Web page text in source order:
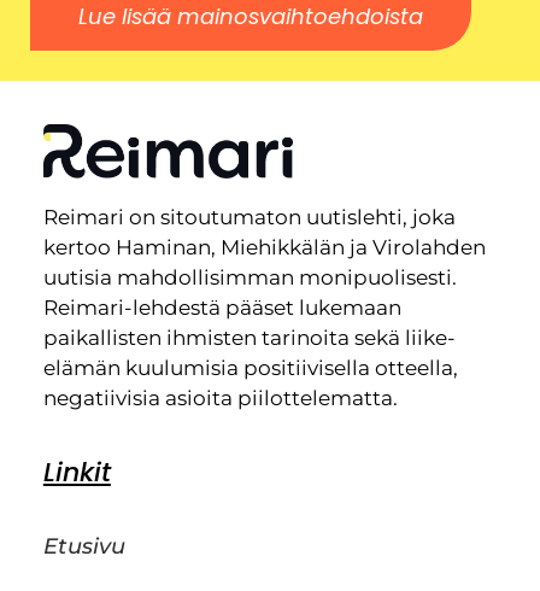
Lue lisää mainosvaihtoehdoista
Reimari on sitoutumaton uutislehti, joka
kertoo Haminan, Miehikkälän ja Virolahden
uutisia mahdollisimman monipuolisesti.
Reimari-lehdestä pääset lukemaan
paikallisten ihmisten tarinoita sekä liike-
elämän kuulumisia positiivisella otteella,
negatiivisia asioita piilottelematta.
Linkit
Etusivu